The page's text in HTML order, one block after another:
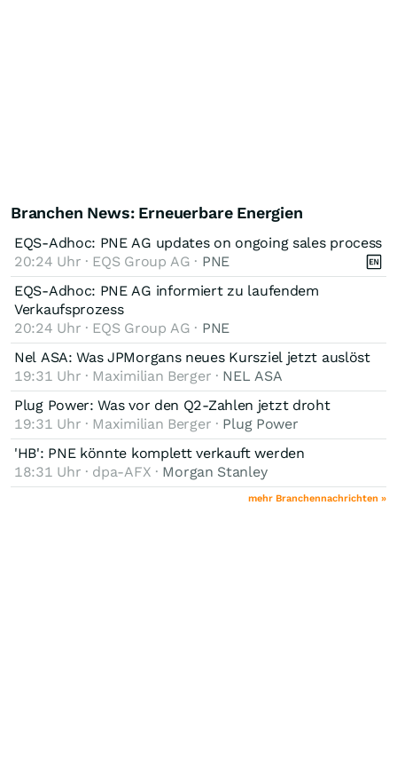
Branchen News: Erneuerbare Energien
EQS-Adhoc: PNE AG updates on ongoing sales process
20:24 Uhr · EQS Group AG · PNE
EQS-Adhoc: PNE AG informiert zu laufendem
Verkaufsprozess
20:24 Uhr · EQS Group AG · PNE
Nel ASA: Was JPMorgans neues Kursziel jetzt auslöst
19:31 Uhr · Maximilian Berger · NEL ASA
Plug Power: Was vor den Q2-Zahlen jetzt droht
19:31 Uhr · Maximilian Berger · Plug Power
'HB': PNE könnte komplett verkauft werden
18:31 Uhr · dpa-AFX · Morgan Stanley
mehr Branchennachrichten »